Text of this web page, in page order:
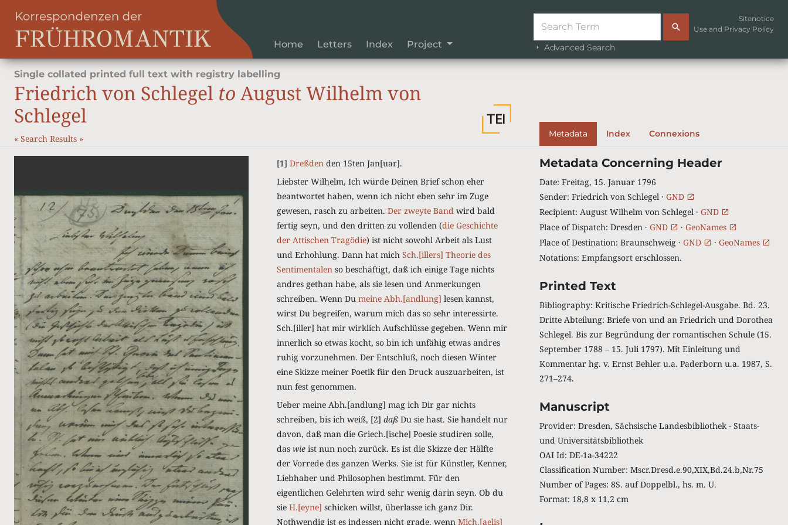
Home Letters Index Project Advanced Search
Sitenotice
Use and Privacy Policy
Single collated printed full text with registry labelling
Friedrich von Schlegel to August Wilhelm von
Schlegel
« Search Results » Metadata Index Connexions
[1] Dreßdenden 15ten Jan[uar].
Liebster Wilhelm, Ich würde Deinen Brief schon eher
beantwortet haben, wenn ich nicht eben sehr im Zuge
gewesen, rasch zu arbeiten. Der zweyte Bandwird bald
fertig seyn, und den dritten zu vollenden (die Geschichte
der Attischen Tragödie) ist nicht sowohl Arbeit als Lust
und Erhohlung. Dann hat mich Sch.[illers] Theorie des
Sentimentalenso beschäftigt, daß ich einige Tage nichts
andres gethan habe, als sie lesen und Anmerkungen
schreiben. Wenn Du meine Abh.[andlung] lesen kannst,
wirst Du begreifen, warum mich das so sehr interessirte.
Sch.[iller] hat mir wirklich Aufschlüsse gegeben. Wenn mir
innerlich so etwas kocht, so bin ich unfähig etwas andres
ruhig vorzunehmen. Der Entschluß, noch diesen Winter
eine Skizze meiner Poetik für den Druck auszuarbeiten, ist
nun fest genommen.
Ueber meine Abh.[andlung] mag ich Dir gar nichts
schreiben, bis ich weiß, [2] daßDu sie hast. Sie handelt nur
davon, daß man die Griech.[ische] Poesie studiren solle,
das wieist nun noch zurück. Es ist die Skizze der Hälfte
der Vorrede des ganzen Werks. Sie ist für Künstler, Kenner,
Liebhaber und Philosophen bestimmt. Für den
eigentlichen Gelehrten wird sehr wenig darin seyn. Ob du
sie H.[eyne] schicken willst, überlasse ich ganz Dir.
Nothwendig ist es indessen nicht grade, wenn Mich.[aelis]
Metadata Concerning Header
Date: Freitag, 15. Januar 1796
Sender: Friedrich von Schlegel · GND
Recipient: August Wilhelm von Schlegel · GND
Place of Dispatch: Dresden · GND · GeoNames
Place of Destination: Braunschweig · GND · GeoNames
Notations: Empfangsort erschlossen.
Printed Text
Bibliography: Kritische Friedrich-Schlegel-Ausgabe. Bd. 23.
Dritte Abteilung: Briefe von und an Friedrich und Dorothea
Schlegel. Bis zur Begründung der romantischen Schule (15.
September 1788 ‒ 15. Juli 1797). Mit Einleitung und
Kommentar hg. v. Ernst Behler u.a. Paderborn u.a. 1987, S.
271‒274.
Manuscript
Provider: Dresden, Sächsische Landesbibliothek - Staats-
und Universitätsbibliothek
OAI Id: DE-1a-34222
Classification Number: Mscr.Dresd.e.90,XIX,Bd.24.b,Nr.75
Number of Pages: 8S. auf Doppelbl., hs. m. U.
Format: 18,8 x 11,2 cm